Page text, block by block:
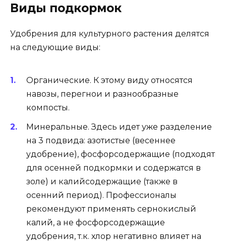
Виды подкормок
Удобрения для культурного растения делятся
на следующие виды:
Органические. К этому виду относятся
навозы, перегнои и разнообразные
компосты.
Минеральные. Здесь идет уже разделение
на 3 подвида: азотистые (весеннее
удобрение), фосфорсодержащие (подходят
для осенней подкормки и содержатся в
золе) и калийсодержащие (также в
осенний период). Профессионалы
рекомендуют применять сернокислый
калий, а не фосфорсодержащие
удобрения, т.к. хлор негативно влияет на